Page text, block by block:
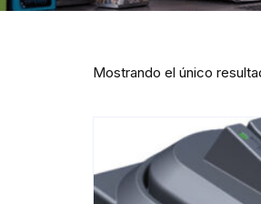
Mostrando el único